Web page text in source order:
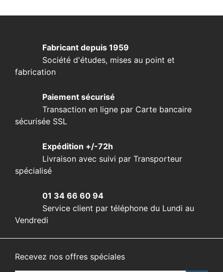
Fabricant depuis 1959
Société d'études, mises au point et
fabrication
Paiement sécurisé
Transaction en ligne par Carte bancaire
sécurisée SSL
Expédition +/-72h
Livraison avec suivi par Transporteur
spécialisé
01 34 66 60 94
Service client par téléphone du Lundi au
Vendredi
Recevez nos offres spéciales